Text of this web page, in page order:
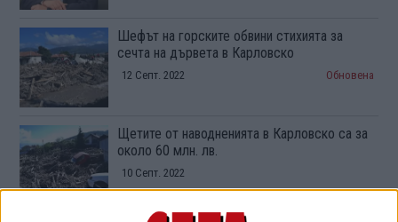
Шефът на горските обвини стихията за
сечта на дървета в Карловско
12 Септ. 2022 Обновена
Щетите от наводненията в Карловско са за
около 60 млн. лв.
10 Септ. 2022